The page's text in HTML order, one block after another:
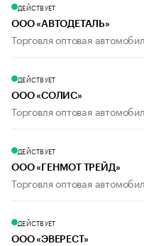
ДЕЙСТВУЕТ
ООО «АВТОДЕТАЛЬ»
Торговля оптовая
ДЕЙСТВУЕТ
ООО «СОЛИС»
Торговля оптовая
ДЕЙСТВУЕТ
ООО «ГЕНМОТ ТРЕЙД»
Торговля оптовая
ДЕЙСТВУЕТ
ООО «ЭВЕРЕСТ»